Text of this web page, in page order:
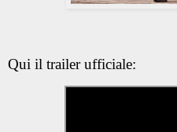
Qui il trailer ufficiale: